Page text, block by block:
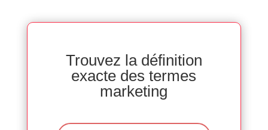
Trouvez la définition
exacte des termes
marketing